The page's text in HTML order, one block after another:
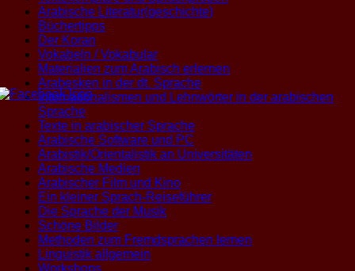
Arabische Literatur(geschichte)
Büchertipps
Der Koran
Vokabeln / Vokabular
Materialien zum Arabisch erlernen
Arabesken in der dt. Sprache
Internationalismen und Lehnwörter in der arabischen
Sprache
Texte in arabischer Sprache
Arabische Software und PC
Arabistik/Orientalistik an Universitäten
Arabische Medien
Arabischer Film und Kino
Ein kleiner Sprach-Reiseführer
Die Sprache der Musik
Schöne Bilder
Methoden zum Fremdsprachen lernen
Linguistik allgemein